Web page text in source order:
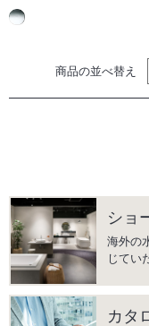
商品の並べ替え
ショ
海外の
じてい
カタ